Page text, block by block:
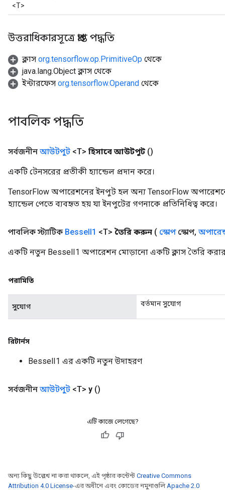
<T>
উত্তরাধিকারসূত্রে প্রাপ্ত পদ্ধতি
ক্লাস org.tensorflow.op.PrimitiveOp থেকে
java.lang.Object ক্লাস থেকে
ইন্টারফেস org.tensorflow.Operand থেকে
পাবলিক পদ্ধতি
সর্বজনীন আউটপুট <T> হিসাবে আউটপুট ()
একটি টেনসরের প্রতীকী হ্যান্ডেল প্রদান করে।
TensorFlow অপারেশনের ইনপুট হল অন্য TensorFlow
হ্যান্ডেল পেতে ব্যবহৃত হয় যা ইনপুটের গণনাকে প্রতিনিধিত্ব করে।
পাবলিক স্ট্যাটিক BesselI1 <T> তৈরি করুন ( স্কোপস্কোপ,
একটি নতুন BesselI1 অপারেশন মোড়ানো একটি ক্লাস তৈরি করার
পরামিতি
সুযোগ বর্তমান সুযোগ
রিটার্নস
BesselI1 এর একটি নতুন উদাহরণ
সর্বজনীন আউটপুট <T> y ()
এটি কাজে লেগেছে?
অন্য কিছু উল্লেখ না করা থাকলে, এই পৃষ্ঠার কন্টেন্ট Creative Commons
Attribution 4.0 License-এর অধীনে এবং কোডের নমুনাগুলিApache 2.0